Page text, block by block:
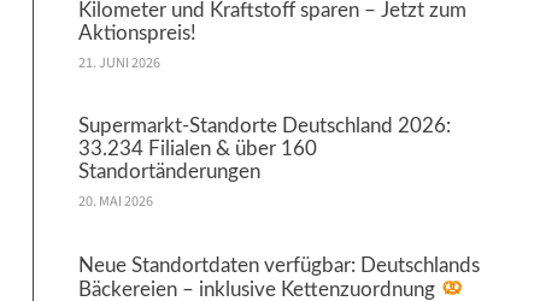
Kilometer und Kraftstoff sparen – Jetzt zum
Aktionspreis!
21. JUNI 2026
Supermarkt-Standorte Deutschland 2026:
33.234 Filialen & über 160
Standortänderungen
20. MAI 2026
Neue Standortdaten verfügbar: Deutschlands
Bäckereien – inklusive Kettenzuordnung